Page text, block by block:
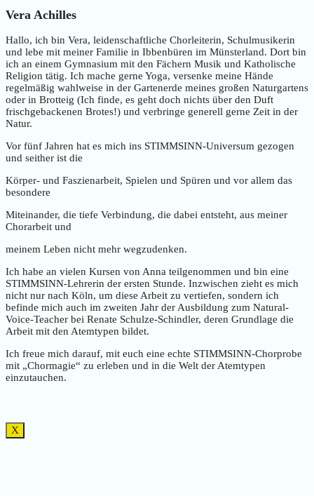
Vera Achilles
Hallo, ich bin Vera, leidenschaftliche Chorleiterin, Schulmusikerin
und lebe mit meiner Familie in Ibbenbüren im Münsterland. Dort bin
ich an einem Gymnasium mit den Fächern Musik und Katholische
Religion tätig. Ich mache gerne Yoga, versenke meine Hände
regelmäßig wahlweise in der Gartenerde meines großen Naturgartens
oder in Brotteig (Ich finde, es geht doch nichts über den Duft
frischgebackenen Brotes!) und verbringe generell gerne Zeit in der
Natur.
Vor fünf Jahren hat es mich ins STIMMSINN-Universum gezogen
und seither ist die
Körper- und Faszienarbeit, Spielen und Spüren und vor allem das
besondere
Miteinander, die tiefe Verbindung, die dabei entsteht, aus meiner
Chorarbeit und
meinem Leben nicht mehr wegzudenken.
Ich habe an vielen Kursen von Anna teilgenommen und bin eine
STIMMSINN-Lehrerin der ersten Stunde. Inzwischen zieht es mich
nicht nur nach Köln, um diese Arbeit zu vertiefen, sondern ich
befinde mich auch im zweiten Jahr der Ausbildung zum Natural-
Voice-Teacher bei Renate Schulze-Schindler, deren Grundlage die
Arbeit mit den Atemtypen bildet.
Ich freue mich darauf, mit euch eine echte STIMMSINN-Chorprobe
mit „Chormagie“ zu erleben und in die Welt der Atemtypen
einzutauchen.
X